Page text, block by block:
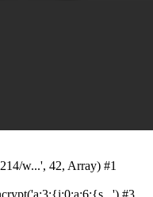
w...', 42, Array) #1
#3